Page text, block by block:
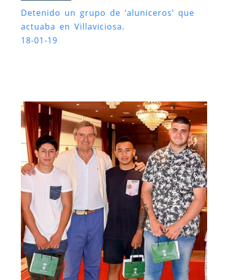
Detenido un grupo de ‘aluniceros’ que
actuaba en Villaviciosa.
18-01-19